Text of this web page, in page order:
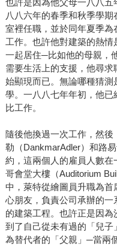
也許是因為他父母一八八
八八六年的春季和秋季學
室裡任職，並於同年夏季為
工作。也許他對建築的熱
一起居住─比如他的母親，
需要生活上的支援，他尋
始顯現而已。無論哪種猜
學。一八八七年年初，他
比工作。
隨後他換過一次工作，然
勒（DankmarAdler）和路
約，這兩個人的雇員人數
哥會堂大樓（Auditorium
中，萊特從繪圖員升職為
心朋友，負責公司承辦的
的建築工程。也許正是因
到了自己從未有過的「兒
為替代者的「父親」─當兩